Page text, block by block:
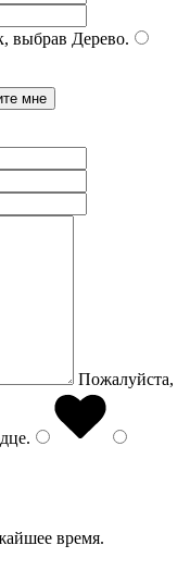
выбрав Дерево.
Пожалуйста,
.
время.